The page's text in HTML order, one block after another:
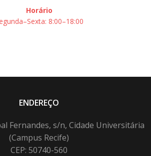
Horário
8:00–18:00
ENDEREÇO
Fernandes, s/n, Cidade Universitária
(Campus Recife)
CEP: 50740-560